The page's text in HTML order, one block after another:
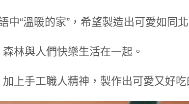
中“溫暖的家”，希望製造出可愛如同
林與人們快樂生活在一起。
加上手工職人精神，製作出可愛又好